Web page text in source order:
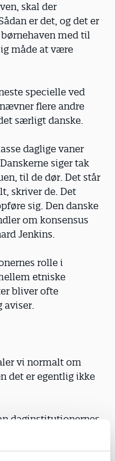
skal der
er det, og det er
med til
måde at være
specielle ved
flere andre
særligt danske.
daglige vaner
siger tak
til de dør. Det står
skriver de. Det
sig. Den danske
om konsensus
Jenkins.
rolle i
etniske
bliver ofte
aviser.
vi normalt om
det er egentlig ikke
daginstitutionernes
alle, også for de